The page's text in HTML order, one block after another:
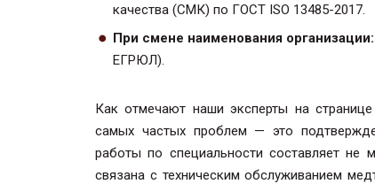
качества (СМК) по ГОСТ ISO 13485-2017.
При смене наименования организации:
ЕГРЮЛ).
Как отмечают наши эксперты на странице
самых частых проблем — это
работы по специальности составляет
связана с техническим обслуживанием